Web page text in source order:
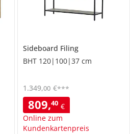
Sideboard Filing
BHT 120|100|37 cm
809,40 €
Online zum
Kundenkartenpreis
1.349,00 €***